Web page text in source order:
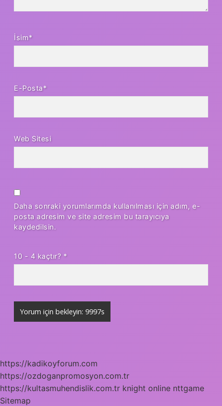
İsim*
E-Posta*
Web Sitesi
Daha sonraki yorumlarımda kullanılması için adım, e-
posta adresim ve site adresim bu tarayıcıya
kaydedilsin.
10 - 4 kaçtır? *
https://kadikoyforum.com
https://ozdoganpromosyon.com.tr
https://kultasmuhendislik.com.tr knight online nttgame
Sitemap